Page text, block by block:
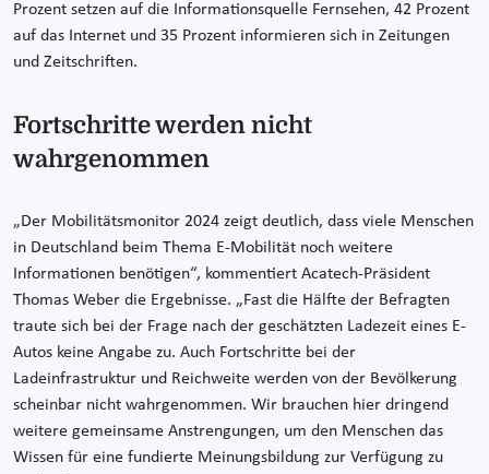
Prozent setzen auf die Informationsquelle Fernsehen, 42 Prozent
auf das Internet und 35 Prozent informieren sich in Zeitungen
und Zeitschriften.
Fortschritte werden nicht
wahrgenommen
„Der Mobilitätsmonitor 2024 zeigt deutlich, dass viele Menschen
in Deutschland beim Thema E-Mobilität noch weitere
Informationen benötigen“, kommentiert Acatech-Präsident
Thomas Weber die Ergebnisse. „Fast die Hälfte der Befragten
traute sich bei der Frage nach der geschätzten Ladezeit eines E-
Autos keine Angabe zu. Auch Fortschritte bei der
Ladeinfrastruktur und Reichweite werden von der Bevölkerung
scheinbar nicht wahrgenommen. Wir brauchen hier dringend
weitere gemeinsame Anstrengungen, um den Menschen das
Wissen für eine fundierte Meinungsbildung zur Verfügung zu